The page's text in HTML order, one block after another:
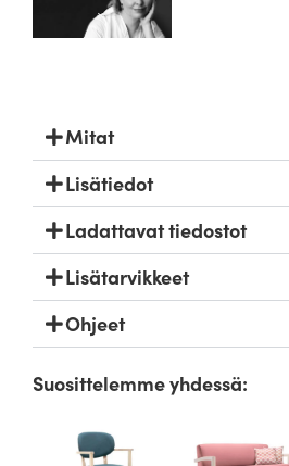
Mitat
Lisätiedot
Ladattavat tiedostot
Lisätarvikkeet
Ohjeet
Suosittelemme yhdessä: